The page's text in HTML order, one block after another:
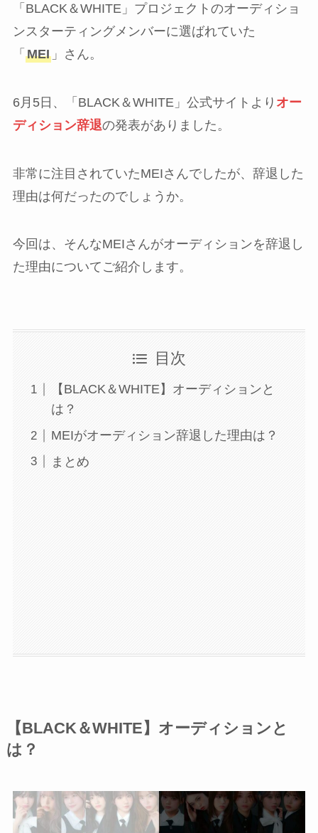
「BLACK＆WHITE」プロジェクトのオーディショ
ンスターティングメンバーに選ばれていた
「 MEI」さん。
6月5日、「BLACK＆WHITE」公式サイトより オー
ディション辞退の発表がありました。
非常に注目されていたMEIさんでしたが、辞退した
理由は何だったのでしょうか。
今回は、そんなMEIさんがオーディションを辞退し
た理由についてご紹介します。
目次
【BLACK＆WHITE】オーディションと
は？
MEIがオーディション辞退した理由は？
まとめ
【BLACK＆WHITE】オーディションと
は？